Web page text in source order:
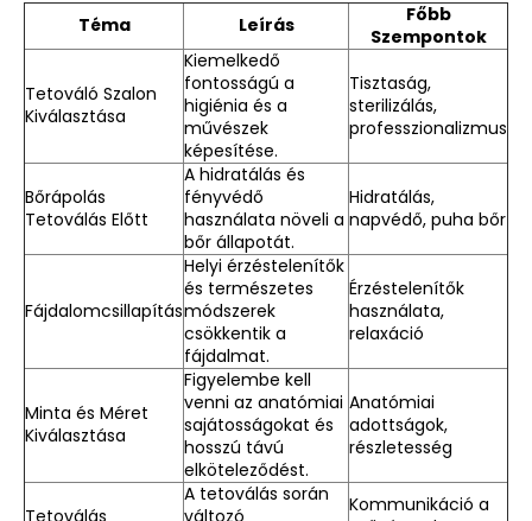
Téma Leírás
Főbb
Szempontok
Tetováló Szalon
Kiválasztása
Kiemelkedő
fontosságú a
higiénia és a
művészek
képesítése.
Tisztaság,
sterilizálás,
professzionalizmus
Bőrápolás
Tetoválás Előtt
A hidratálás és
fényvédő
használata növeli a
bőr állapotát.
Hidratálás,
napvédő, puha bőr
Fájdalomcsillapítás
Helyi érzéstelenítők
és természetes
módszerek
csökkentik a
fájdalmat.
Érzéstelenítők
használata,
relaxáció
Minta és Méret
Kiválasztása
Figyelembe kell
venni az anatómiai
sajátosságokat és
hosszú távú
elköteleződést.
Anatómiai
adottságok,
részletesség
Tetoválás
A tetoválás során
változó
Kommunikáció a